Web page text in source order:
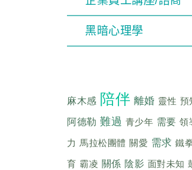
黑暗心理學
麻木感 陪伴 離婚 靈性 預
阿德勒 難過 青少年 需要 領
力 馬拉松團體 關愛 需求 鐵
育 霸凌 關係 陰影 面對未知